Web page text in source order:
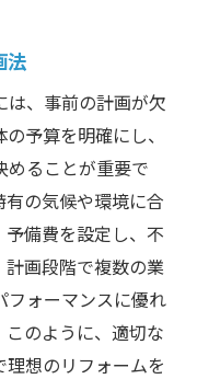
法
は、事前の計画が欠
予算を明確にし、
めることが重要で
の気候や環境に合
備費を設定し、不
画段階で複数の業
フォーマンスに優れ
のように、適切な
想のリフォームを